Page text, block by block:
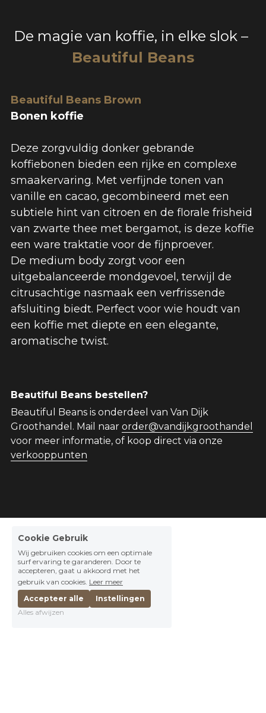
De magie van koffie, in elke slok
Beautiful Beans
Beautiful Beans Brown
Bonen koffie
Deze zorgvuldig donker gebrande
koffiebonen bieden een rijke en complexe
smaakervaring. Met verfijnde tonen van
vanille en cacao, gecombineerd met een
subtiele hint van citroen en de florale frisheid
van zwarte thee met bergamot, is deze koffie
een ware traktatie voor de fijnproever.
De medium body zorgt voor een
uitgebalanceerde mondgevoel, terwijl de
citrusachtige nasmaak een verfrissende
afsluiting biedt. Perfect voor wie houdt van
een koffie met diepte en een elegante,
aromatische twist.
Beautiful Beans bestellen?
Beautiful Beans is onderdeel van Van Dijk
Groothandel. Mail naar order@vandijkgroothandel
verkooppunten
Cookie Gebruik
Wij gebruiken cookies om een optimale
surf ervaring te garanderen. Door te
accepteren, gaat u akkoord met het
gebruik van cookies. Leer meer
Accepteer alle
Instellingen
Alles afwijzen